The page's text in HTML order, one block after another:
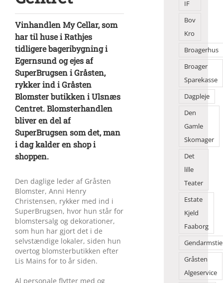
Vinhandlen My Cellar, som
har til huse i Rathjes
tidligere bageribygning i
Egernsund og ejes af
SuperBrugsen i Gråsten,
rykker ind i Gråsten
Blomster butikken i Ulsnæs
Centret. Blomsterhandlen
bliver en del af
SuperBrugsen som det, man
i dag kalder en shop i
shoppen.
Den daglige leder af Gråsten
Blomster, Anni Henry
Christensen, rykker med ind i
SuperBrugsen, hvor hun står for
blomstersalg og dekorationer,
som hun har gjort det i de
selvstændige lokaler, siden hun
overtog blomsterbutikken efter
Lis Mains for to år siden.
Al personale flytter med og
IF
Bov
Kro
Broagerhus
Broager
Sparekasse
Dagpleje
Den
Gamle
Skomager
Det
lille
Teater
Estate
Kjeld
Faaborg
Gråsten
Algeservice